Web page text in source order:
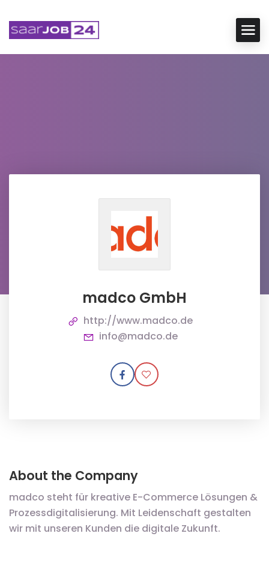
madco GmbH
http://www.madco.de
info@madco.de
About the Company
madco steht für kreative E-Commerce Lösungen &
Prozessdigitalisierung. Mit Leidenschaft gestalten
wir mit unseren Kunden die digitale Zukunft.